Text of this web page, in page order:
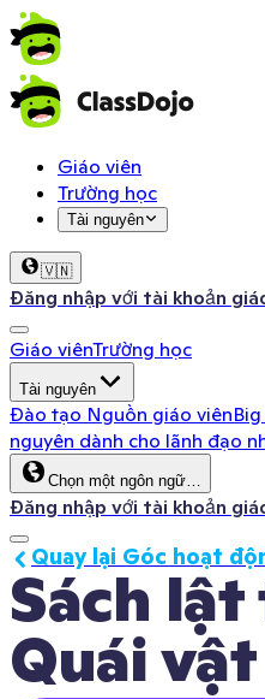
Giáo viên
Trường học
Tài nguyên
🇻🇳
Đăng nhập với tài khoản
Giáo viênTrường học
Tài nguyên
Đào tạo Nguồn giáo viên
nguyên dành cho lãnh đạo
Chọn một ngôn ngữ…
Đăng nhập với tài khoản
Sách
Quái vật
Quay lại Góc hoạt